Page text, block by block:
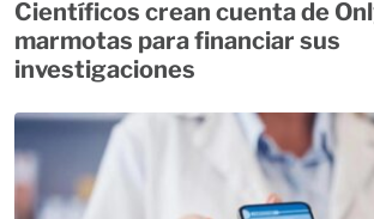
Científicos crean cuenta de
marmotas para financiar sus
investigaciones